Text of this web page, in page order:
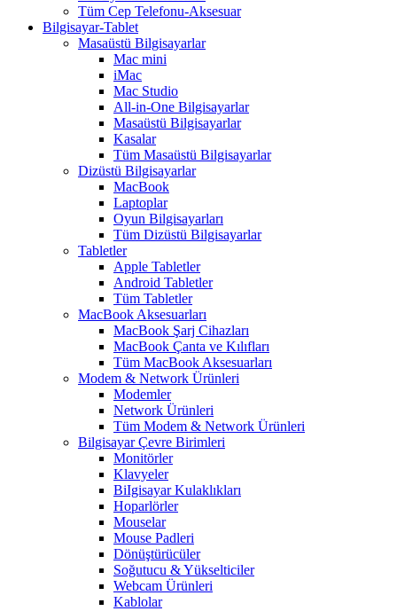
Tüm Cep Telefonu-Aksesuar
Bilgisayar-Tablet
Masaüstü Bilgisayarlar
Mac mini
iMac
Mac Studio
All-in-One Bilgisayarlar
Masaüstü Bilgisayarlar
Kasalar
Tüm Masaüstü Bilgisayarlar
Dizüstü Bilgisayarlar
MacBook
Laptoplar
Oyun Bilgisayarları
Tüm Dizüstü Bilgisayarlar
Tabletler
Apple Tabletler
Android Tabletler
Tüm Tabletler
MacBook Aksesuarları
MacBook Şarj Cihazları
MacBook Çanta ve Kılıfları
Tüm MacBook Aksesuarları
Modem & Network Ürünleri
Modemler
Network Ürünleri
Tüm Modem & Network Ürünleri
Bilgisayar Çevre Birimleri
Monitörler
Klavyeler
BiIgisayar Kulaklıkları
Hoparlörler
Mouselar
Mouse Padleri
Dönüştürücüler
Soğutucu & Yükselticiler
Webcam Ürünleri
Kablolar